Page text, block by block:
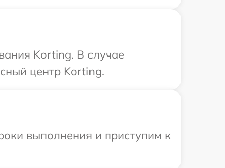
Korting. В случае
центр Korting.
выполнения и приступим к